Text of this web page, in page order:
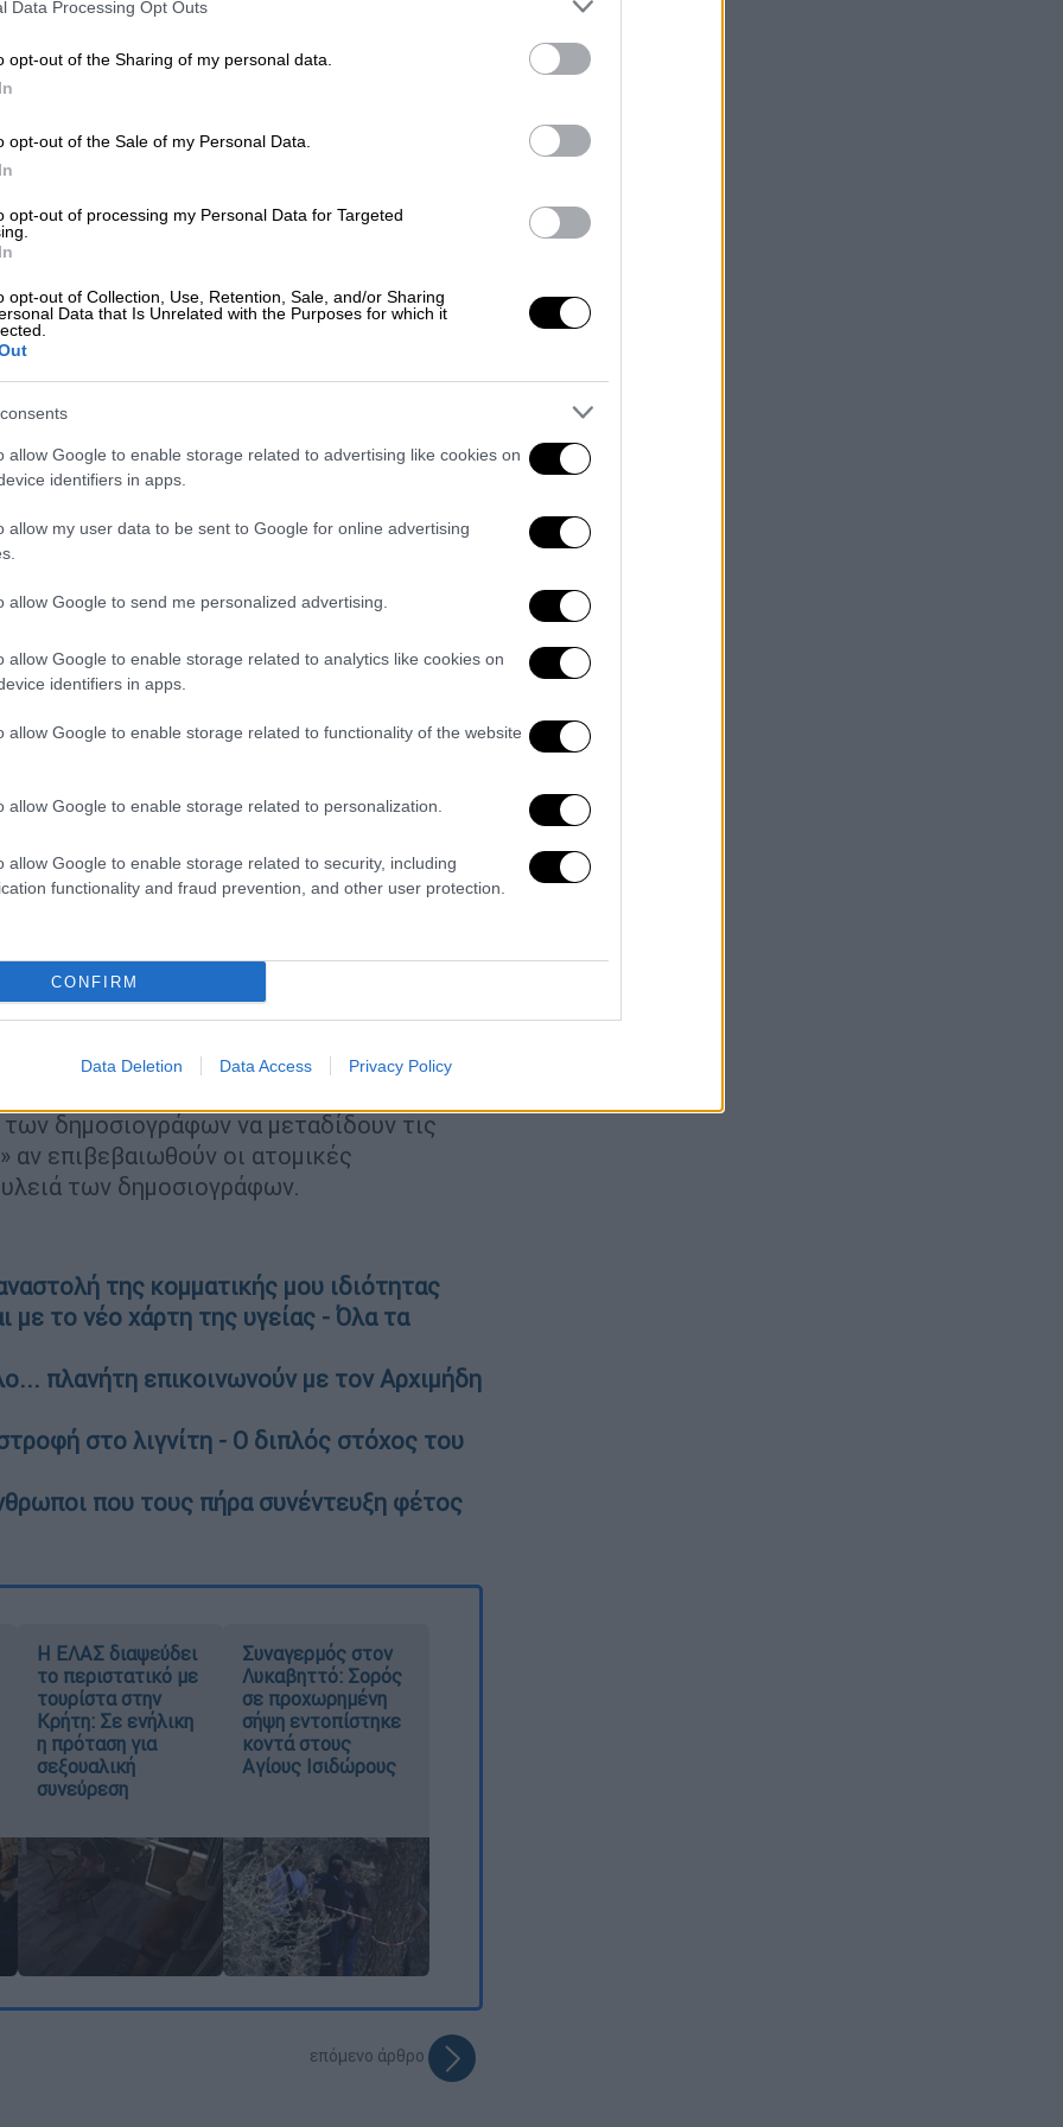
Data Processing Opt Outs
opt-out of the Sharing of my personal data.
opt-out of the Sale of my Personal Data.
opt-out of processing my Personal Data for Targeted
opt-out of Collection, Use, Retention, Sale, and/or Sharing
Data that Is Unrelated with the Purposes for which it
allow Google to enable storage related to advertising like cookies on
identifiers in apps.
allow my user data to be sent to Google for online advertising
allow Google to send me personalized advertising.
allow Google to enable storage related to analytics like cookies on
identifiers in apps.
allow Google to enable storage related to functionality of the website
allow Google to enable storage related to personalization.
allow Google to enable storage related to security, including
functionality and fraud prevention, and other user protection.
CONFIRM
Data Deletion Data Access Privacy Policy
News.
half the accounts suspended posted
of the new doxx’ing policy. unclear
safe to say the rule is for real.
16, 2022
της της πλατφόρμας υποστηρίζει
doxxing – αποκάλυπταν δηλαδή την
σε κίνδυνο τον ίδιο και την
των λογαριασμών, αλλά
όλη την ημέρα είναι απολύτως
τοποθεσία μου σε πραγματικό χρόνο και
δεν είναι».
στην πρακτική του doxxing,
για άτομα στο διαδίκτυο,
exact location in real-time
του Twitter προκάλεσε σφοδρές
δημοσιογράφους όσο και από μεγάλους
επίσημες εξηγήσεις και το CNN
τη θέση του σχετικά με τις σχέσεις
της εφημερίδας, Ντρου
Μασκ ότι σκοπεύει να λειτουργήσει το
ελευθερία του λόγου».
τόνισε ότι πρόκειται για
δημοσιογράφων να μεταδίδουν τις
αν επιβεβαιωθούν οι ατομικές
των δημοσιογράφων.
της κομματικής μου ιδιότητας
το νέο χάρτη της υγείας - Όλα τα
πλανήτη επικοινωνούν με τον Αρχιμήδη
στο λιγνίτη - Ο διπλός στόχος του
που τους πήρα συνέντευξη φέτος
Η ΕΛΑΣ διαψεύδει
το περιστατικό με
τουρίστα στην
Κρήτη: Σε ενήλικη
η πρόταση για
σεξουαλική
συνεύρεση
Συναγερμός στον
Λυκαβηττό: Σορός
σε προχωρημένη
σήψη εντοπίστηκε
κοντά στους
Αγίους Ισιδώρους
επόμενο άρθρο